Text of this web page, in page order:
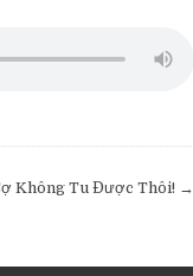
Không Tu Được Thôi! →